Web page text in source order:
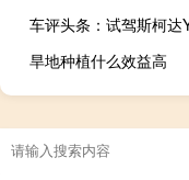
旱地种植什么效益高